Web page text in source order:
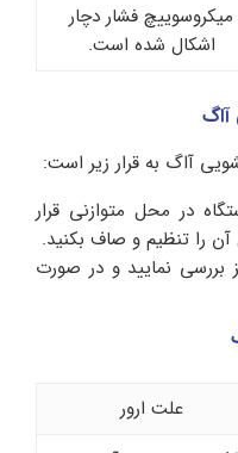
میکروسوییچ فشار دچار
اشکال شده است.
در محل متوازنی قرار
آن را تنظیم و صاف بکنید.
بررسی نمایید و در صورت
علت ارور